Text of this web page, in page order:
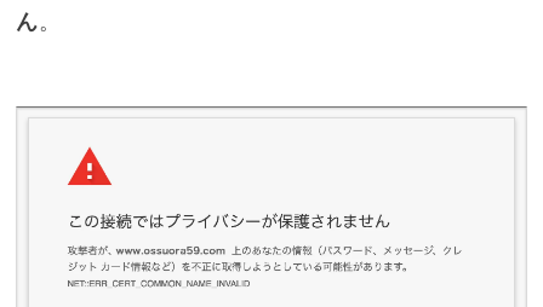
ん。